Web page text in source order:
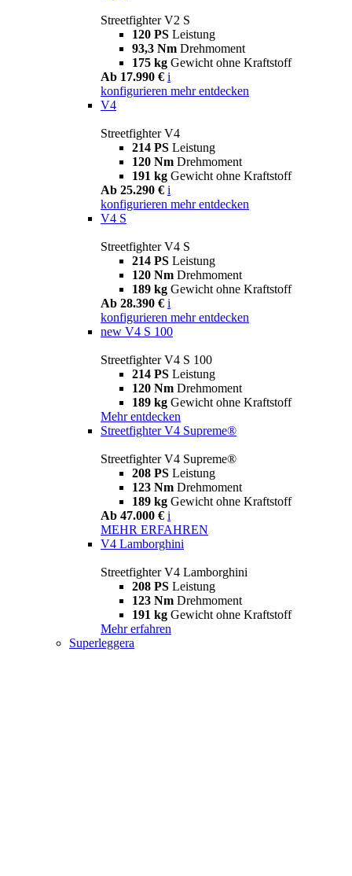
Streetfighter V2 S
120 PS Leistung
93,3 Nm Drehmoment
175 kg Gewicht ohne Kraftstoff
Ab 17.990 € i
konfigurieren mehr entdecken
V4
Streetfighter V4
214 PS Leistung
120 Nm Drehmoment
191 kg Gewicht ohne Kraftstoff
Ab 25.290 € i
konfigurieren mehr entdecken
V4 S
Streetfighter V4 S
214 PS Leistung
120 Nm Drehmoment
189 kg Gewicht ohne Kraftstoff
Ab 28.390 € i
konfigurieren mehr entdecken
new V4 S 100
Streetfighter V4 S 100
214 PS Leistung
120 Nm Drehmoment
189 kg Gewicht ohne Kraftstoff
Mehr entdecken
Streetfighter V4 Supreme®
Streetfighter V4 Supreme®
208 PS Leistung
123 Nm Drehmoment
189 kg Gewicht ohne Kraftstoff
Ab 47.000 € i
MEHR ERFAHREN
V4 Lamborghini
Streetfighter V4 Lamborghini
208 PS Leistung
123 Nm Drehmoment
191 kg Gewicht ohne Kraftstoff
Mehr erfahren
Superleggera